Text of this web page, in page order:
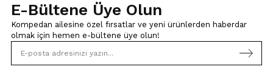
E-Bültene Üye Olun
Kompedan ailesine özel fırsatlar ve yeni ürünlerden haberdar
olmak için hemen e-bültene üye olun!